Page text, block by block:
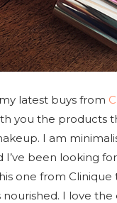
latest buys from
you the products
I am
I’ve been looking
one from
I love the